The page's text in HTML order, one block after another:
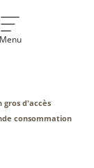
Menu
d'accès
consommation